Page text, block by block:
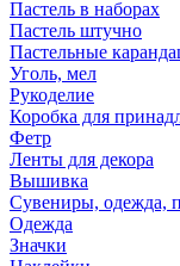
Пастель в наборах
Пастель штучно
Пастельные
Уголь, мел
Рукоделие
Коробка для
Фетр
Ленты для декора
Вышивка
Сувениры, одежда,
Одежда
Значки